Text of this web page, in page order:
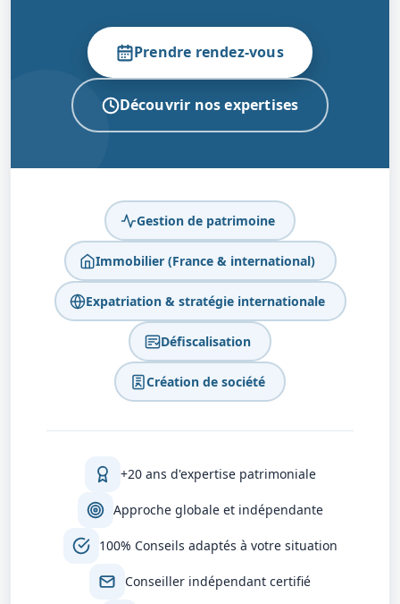
Prendre rendez-vous
Découvrir nos expertises
Gestion de patrimoine
Immobilier (France & international)
Expatriation & stratégie internationale
Défiscalisation
Création de société
+20 ans d'expertise patrimoniale
Approche globale et indépendante
100% Conseils adaptés à votre situation
Conseiller indépendant certifié